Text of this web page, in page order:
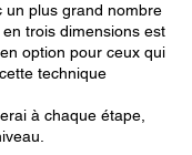
plus grand nombre
trois dimensions est
option pour ceux qui
technique
à chaque étape,